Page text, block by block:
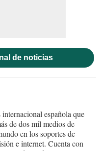
de noticias
española que
de dos mil medios de
en los soportes de
e internet. Cuenta con